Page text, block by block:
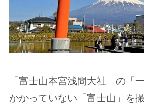
「富士山本宮浅間大社」の「
かかっていない「富士山」を